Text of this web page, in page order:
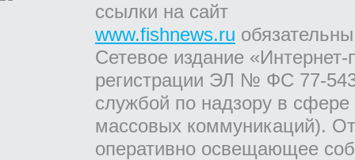
ссылки на сайт
www.fishnews.ru
Сетевое издание
регистрации ЭЛ № ФС 77-
службой по надзору в
массовых коммуникаций).
оперативно освещающее